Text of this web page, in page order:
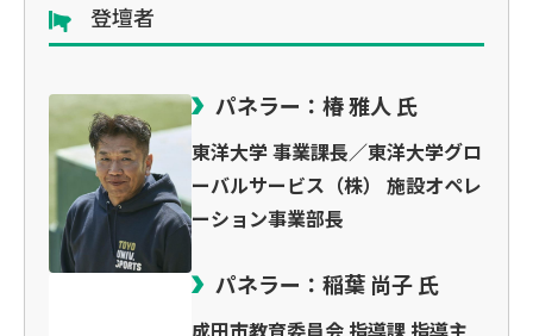
登壇者
パネラー：椿 雅人 氏
東洋大学 事業課長／東洋大学グロ
ーバルサービス（株） 施設オペレ
ーション事業部長
パネラー：稲葉 尚子 氏
成田市教育委員会 指導課 指導主